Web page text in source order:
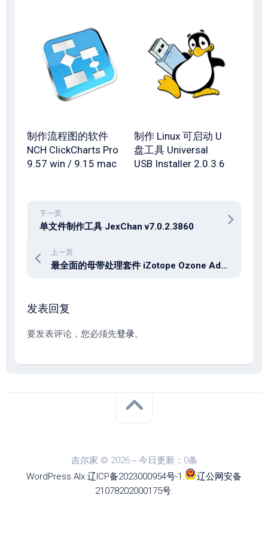
制作流程图的软件
NCH ClickCharts Pro
9.57 win / 9.15 mac
制作 Linux 可启动 U
盘工具 Universal
USB Installer 2.0.3.6
下一页
单文件制作工具 JexChan v7.0.2.3860
上一页
最全面的母带处理套件 iZotope Ozone Advanced v12.1.0 x64
发表回复
要发表评论，您必须先登录。
吉尔家 © 2026－今日更新：0条
WordPress Alx.辽ICP备2023000954号-1 .
辽公网安备
21078202000175号.